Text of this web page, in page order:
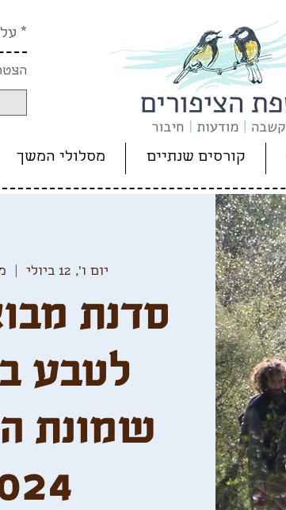
*
קורסים שנתיים מסלולי המשך
יום ו׳, 12 ביולי
סדנת
לטבע
שמונת